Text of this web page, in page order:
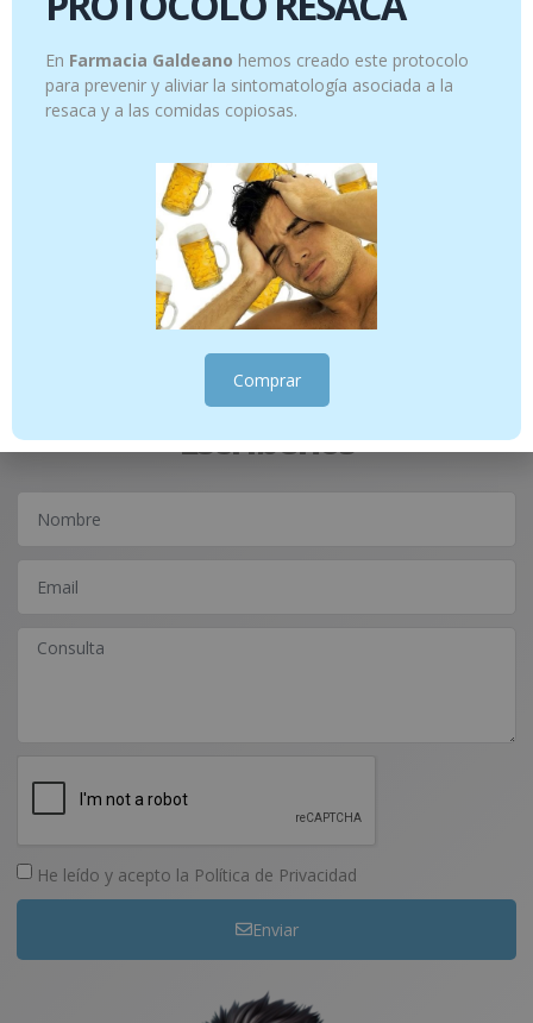
Manteca de Karité – 100 ml
Aromaforce – Cápsulas bronquios – 30
cápsulas
10.95€
Añadir al carrito
¿Tienes alguna consulta?
Escríbenos
He leído y acepto la Política de Privacidad
Enviar
En Farmacia Galdeano hemos creado este protocolo
para prevenir y aliviar la sintomatología asociada a la
resaca y a las comidas copiosas.
Comprar